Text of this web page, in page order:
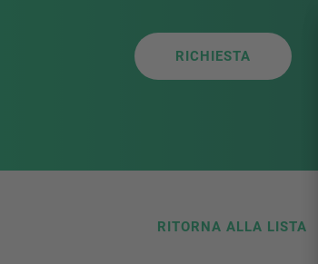
RICHIESTA
RITORNA ALLA LISTA